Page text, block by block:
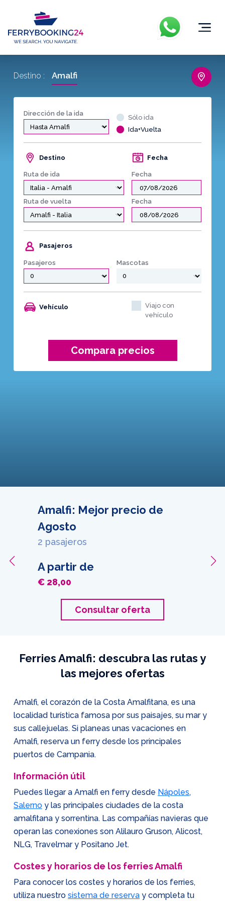
Dirección de la ida
Sólo ida
Ida+Vuelta
Destino
Ruta de ida
Fecha
Fecha
Ruta de vuelta Fecha
Pasajeros
Pasajeros Mascotas
Vehículo
Viajo con
vehículo
Compara precios
Destino : Amalfi
Amalfi: Mejor precio de
Agosto
2 pasajeros
A partir de
€ 28,00
Consultar oferta
Ferries Amalfi: descubra las rutas y
las mejores ofertas
Amalfi, el corazón de la Costa Amalfitana, es una
localidad turística famosa por sus paisajes, su mar y
sus callejuelas. Si planeas unas vacaciones en
Amalfi, reserva un ferry desde los principales
puertos de Campania.
Información útil
Puedes llegar a Amalfi en ferry desde Nápoles,
Salerno y las principales ciudades de la costa
amalfitana y sorrentina. Las compañías navieras que
operan las conexiones son Alilauro Gruson, Alicost,
NLG, Travelmar y Positano Jet.
Costes y horarios de los ferries Amalfi
Para conocer los costes y horarios de los ferries,
utiliza nuestro sistema de reserva y completa tu